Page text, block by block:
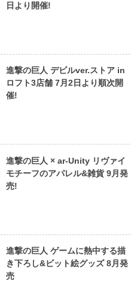
日より開催!
進撃の巨人 デビルver.ストア in
ロフト3店舗 7月2日より順次開
催!
進撃の巨人 × ar-Unity リヴァイ
モチーフのアパレル&雑貨 9月発
売!
進撃の巨人 ゲームに熱中する描
き下ろし&ビット絵グッズ 8月発
売